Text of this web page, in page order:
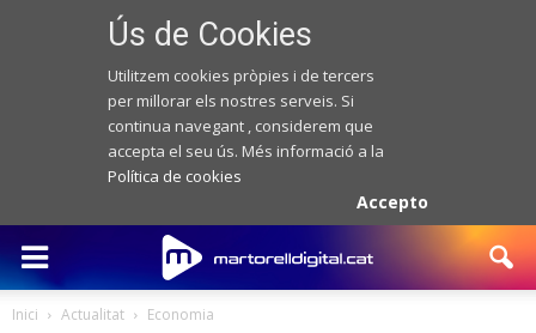
Ús de Cookies
Utilitzem cookies pròpies i de tercers
per millorar els nostres serveis. Si
continua navegant , considerem que
accepta el seu ús. Més informació a la
Política de cookies
Accepto
Inici Actualitat Economia